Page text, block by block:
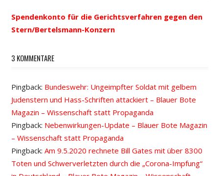
Navigation
Spendenkonto für die Gerichtsverfahren gegen den
Stern/Bertelsmann-Konzern
3 KOMMENTARE
Pingback: Bundeswehr: Ungeimpfter Soldat mit gelbem
Judenstern und Hass-Schriften attackiert – Blauer Bote
Magazin – Wissenschaft statt Propaganda
Pingback: Nebenwirkungen-Update – Blauer Bote Magazin
– Wissenschaft statt Propaganda
Pingback: Am 9.5.2020 rechnete Bill Gates mit über 8300
Toten und Schwerverletzten durch die „Corona-Impfung“